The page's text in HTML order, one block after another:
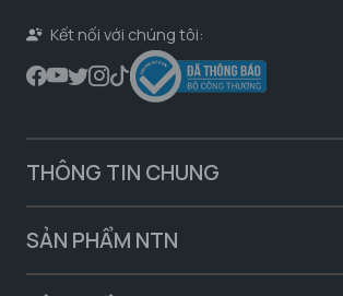
Kết nối với chúng tôi:
THÔNG TIN CHUNG
SẢN PHẨM NTN